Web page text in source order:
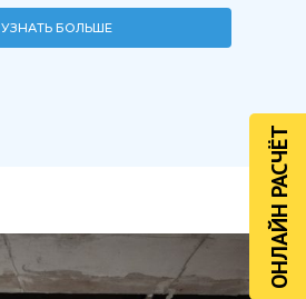
ОНЛАЙН РАСЧЁТ
УЗНАТЬ БОЛЬШЕ